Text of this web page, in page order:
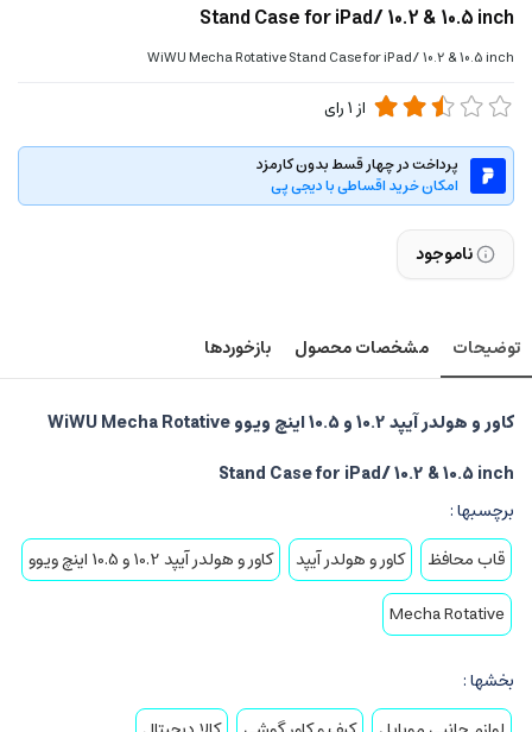
Stand Case for iPad/ 10.2 & 10.5 inch
WiWU Mecha Rotative Stand Case for iPad/ 10.2 & 10.5 inch
از 1رای
پرداخت در چهار قسط بدون کارمزد
امکان خرید اقساطی با دیجی پی
ناموجود
توضیحات مشخصات محصول بازخوردها
کاور و هولدر آیپد 10.2 و 10.5 اینچ ویوو WiWU Mecha Rotative
Stand Case for iPad/ 10.2 & 10.5 inch
برچسبها :
قاب محافظ
کاور و هولدر آیپد
کاور و هولدر آیپد 10.2 و 10.5 اینچ ویوو
Mecha Rotative
بخشها :